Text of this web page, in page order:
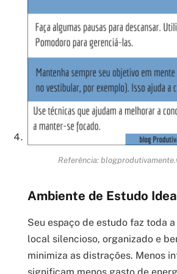
Referência:
Ambiente de Estudo
Seu espaço de estudo faz toda
local silencioso, organizado e
minimiza as distrações. Menos